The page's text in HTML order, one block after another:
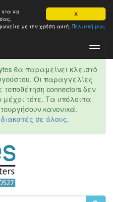
X
για να
με την χρήση αυτή. Πολιτική μας
θα παραμείνει κλειστό
Οι παραγγελίες
connectors δεν
τότε. Τα υπόλοιπα
κανονικά.
σε όλους.